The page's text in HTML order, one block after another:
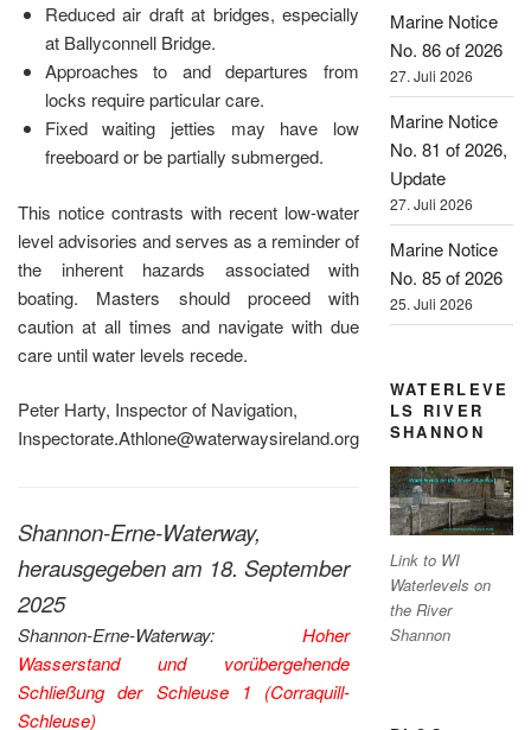
Reduced air draft at bridges, especially
at Ballyconnell Bridge.
Approaches to and departures from
locks require particular care.
Fixed waiting jetties may have low
freeboard or be partially submerged.
This notice contrasts with recent low-water
level advisories and serves as a reminder of
the inherent hazards associated with
boating. Masters should proceed with
caution at all times and navigate with due
care until water levels recede.
Peter Harty, Inspector of Navigation,
Inspectorate.Athlone@waterwaysireland.org
Shannon-Erne-Waterway,
herausgegeben am 18. September
2025
Shannon-Erne-Waterway:Hoher
Wasserstand und vorübergehende
Schließung der Schleuse 1 (Corraquill-
Schleuse)
Marine Notice
No. 86 of 2026
27. Juli 2026
Marine Notice
No. 81 of 2026,
Update
27. Juli 2026
Marine Notice
No. 85 of 2026
25. Juli 2026
WATERLEVE
LS RIVER
SHANNON
Link to WI
Waterlevels on
the River
Shannon